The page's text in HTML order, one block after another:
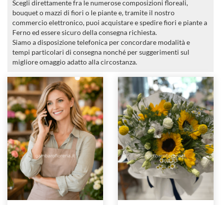
Scegli direttamente fra le numerose composizioni floreali,
bouquet o mazzi di fiori o le piante e, tramite il nostro
commercio elettronico, puoi acquistare e spedire fiori e piante a
Ferno ed essere sicuro della consegna richiesta.
Siamo a disposizione telefonica per concordare modalità e
tempi particolari di consegna nonché per suggerimenti sul
migliore omaggio adatto alla circostanza.